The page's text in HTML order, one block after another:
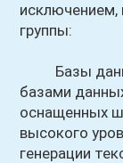
группы:
Базы
базами
оснащенных
высокого
генерации